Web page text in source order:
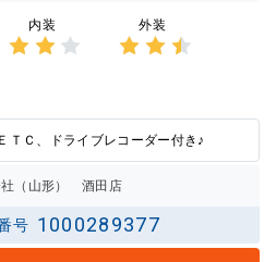
内装 外装
ＴＣ、ドライブレコーダー付き♪
社（山形） 酒田店
号 1000289377